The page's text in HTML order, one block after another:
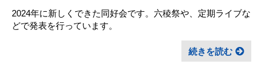
2024年に新しくできた同好会です。六稜祭や、定期ライブな
どで発表を行っています。
続きを読む